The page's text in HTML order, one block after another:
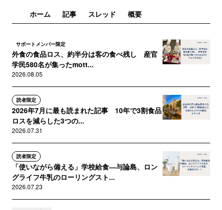
ホーム 記事 スレッド 概要
サポートメンバー限定
外食の食品ロス、約半分は客の食べ残し 産官
学民580名が集ったmott...
2026.08.05
読者限定
2026年7月に最も読まれた記事 10年で3割食品
ロスを減らした3つの...
2026.07.31
読者限定
「使いながら備える」学校給食―与論島、ロン
グライフ牛乳のローリングスト...
2026.07.23